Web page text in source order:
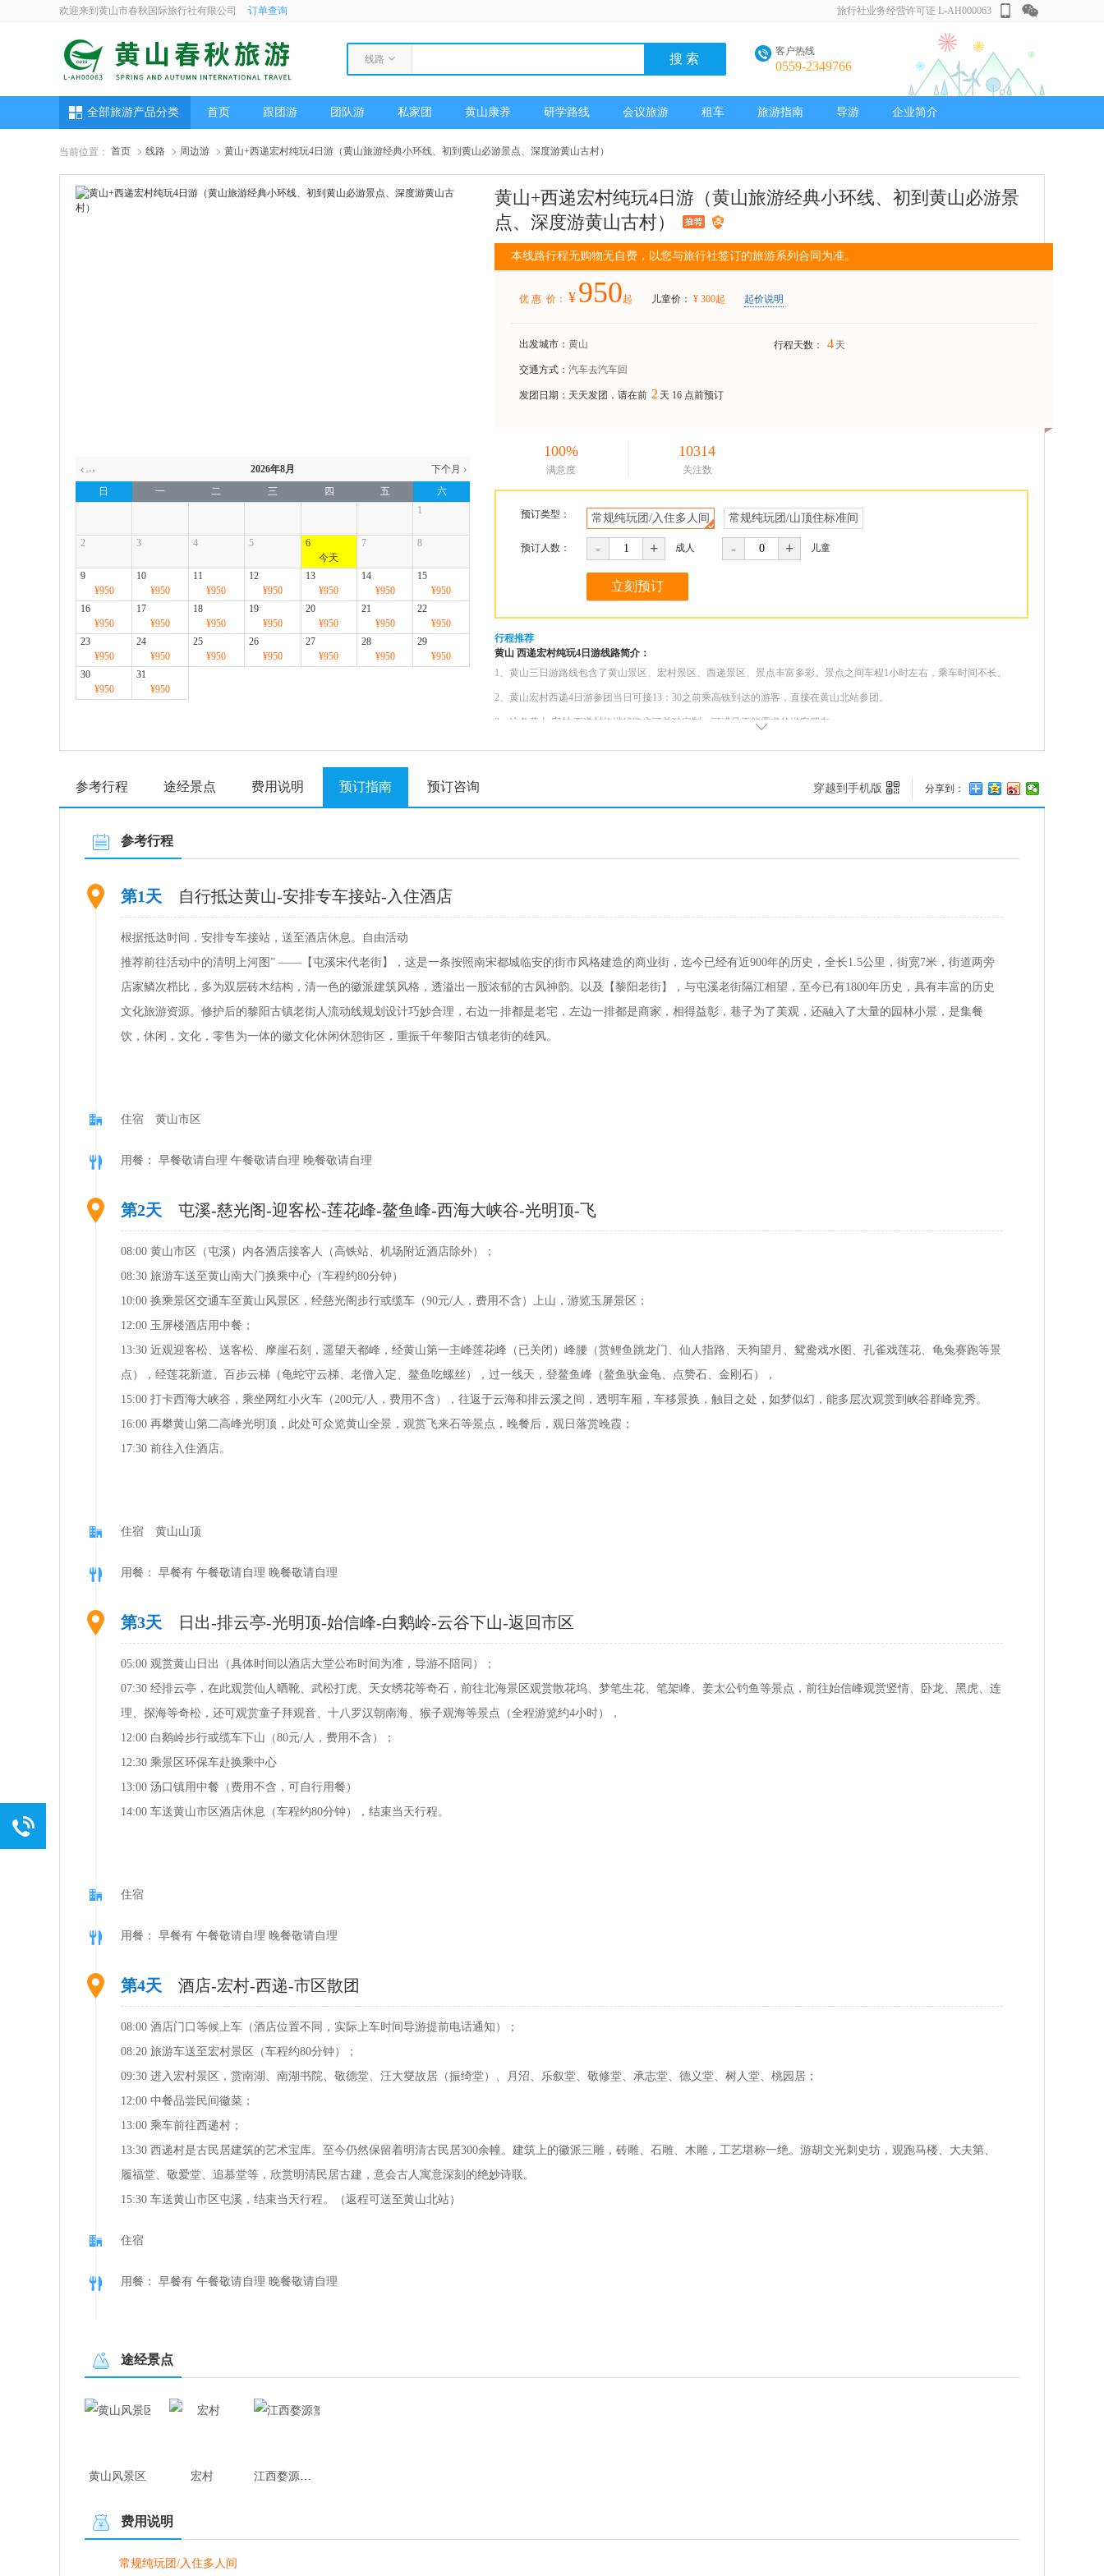
欢迎来到黄山市春秋国际旅行社有限公司 订单查询 旅行社业务经营许可证 L-AH000063
线路
客户热线
0559-2349766
全部旅游产品分类 首页 跟团游 团队游 私家团 黄山康养 研学路线 会议旅游 租车 旅游指南 导游 企业简介
当前位置： 首页 线路 周边游 黄山+西递宏村纯玩4日游（黄山旅游经典小环线、初到黄山必游景点、深度游黄山古村）
2026年8月
日
一 二 三 四 五
六
1
2 3 4 5 6 7 8
9
¥950
10
¥950
11
¥950
12
¥950
13
¥950
14
¥950
15
¥950
16
¥950
17
¥950
18
¥950
19
¥950
20
¥950
21
¥950
22
¥950
23
¥950
24
¥950
25
¥950
26
¥950
27
¥950
28
¥950
29
¥950
30
¥950
31
¥950
黄山+西递宏村纯玩4日游（黄山旅游经典小环线、初到黄山必游景
点、深度游黄山古村）
本线路行程无购物无自费，以您与旅行社签订的旅游系列合同为准。
优 惠 价： ¥ 950起 儿童价： ¥ 300起 起价说明
出发城市： 黄山 行程天数： 4 天
交通方式： 汽车去汽车回
发团日期：天天发团，请在前 2 天 16 点前预订
100%
满意度
10314
关注数
预订类型： 常规纯玩团/入住多人间 常规纯玩团/山顶住标准间
预订人数： - + 成人 - + 儿童
行程推荐
黄山 西递宏村纯玩4日游线路简介：
1、黄山三日游路线包含了黄山景区、宏村景区、西递景区、景点丰富多彩。景点之间车程1小时左右，乘车时间不长。
2、黄山宏村西递4日游参团当日可接13：30之前乘高铁到达的游客，直接在黄山北站参团。
3、这条黄山 宏村 西递村旅游线路也可单独定制，可满足不能需求的游客朋友。
参考行程 途经景点 费用说明 预订指南 预订咨询 分享到：
穿越到手机版
参考行程
第1天 自行抵达黄山-安排专车接站-入住酒店
根据抵达时间，安排专车接站，送至酒店休息。自由活动
推荐前往活动中的清明上河图” ——【屯溪宋代老街】，这是一条按照南宋都城临安的街市风格建造的商业街，迄今已经有近900年的历史，全长1.5公里，街宽7米，街道两旁
店家鳞次栉比，多为双层砖木结构，清一色的徽派建筑风格，透溢出一股浓郁的古风神韵。以及【黎阳老街】，与屯溪老街隔江相望，至今已有1800年历史，具有丰富的历史
文化旅游资源。修护后的黎阳古镇老街人流动线规划设计巧妙合理，右边一排都是老宅，左边一排都是商家，相得益彰，巷子为了美观，还融入了大量的园林小景，是集餐
饮，休闲，文化，零售为一体的徽文化休闲休憩街区，重振千年黎阳古镇老街的雄风。
住宿 黄山市区
用餐： 早餐敬请自理 午餐敬请自理 晚餐敬请自理
第2天 屯溪-慈光阁-迎客松-莲花峰-鳌鱼峰-西海大峡谷-光明顶-飞
08:00 黄山市区（屯溪）内各酒店接客人（高铁站、机场附近酒店除外）；
08:30 旅游车送至黄山南大门换乘中心（车程约80分钟）
10:00 换乘景区交通车至黄山风景区，经慈光阁步行或缆车（90元/人，费用不含）上山，游览玉屏景区；
12:00 玉屏楼酒店用中餐；
13:30 近观迎客松、送客松、摩崖石刻，遥望天都峰，经黄山第一主峰莲花峰（已关闭）峰腰（赏鲤鱼跳龙门、仙人指路、天狗望月、鸳鸯戏水图、孔雀戏莲花、龟兔赛跑等景
点），经莲花新道、百步云梯（龟蛇守云梯、老僧入定、鳌鱼吃螺丝），过一线天，登鳌鱼峰（鳌鱼驮金龟、点赞石、金刚石），
15:00 打卡西海大峡谷，乘坐网红小火车（200元/人，费用不含），往返于云海和排云溪之间，透明车厢，车移景换，触目之处，如梦似幻，能多层次观赏到峡谷群峰竞秀。
16:00 再攀黄山第二高峰光明顶，此处可众览黄山全景，观赏飞来石等景点，晚餐后，观日落赏晚霞；
17:30 前往入住酒店。
住宿 黄山山顶
用餐： 早餐有 午餐敬请自理 晚餐敬请自理
第3天 日出-排云亭-光明顶-始信峰-白鹅岭-云谷下山-返回市区
05:00 观赏黄山日出（具体时间以酒店大堂公布时间为准，导游不陪同）；
07:30 经排云亭，在此观赏仙人晒靴、武松打虎、天女绣花等奇石，前往北海景区观赏散花坞、梦笔生花、笔架峰、姜太公钓鱼等景点，前往始信峰观赏竖情、卧龙、黑虎、连
理、探海等奇松，还可观赏童子拜观音、十八罗汉朝南海、猴子观海等景点（全程游览约4小时），
12:00 白鹅岭步行或缆车下山（80元/人，费用不含）；
12:30 乘景区环保车赴换乘中心
13:00 汤口镇用中餐（费用不含，可自行用餐）
14:00 车送黄山市区酒店休息（车程约80分钟），结束当天行程。
住宿
用餐： 早餐有 午餐敬请自理 晚餐敬请自理
第4天 酒店-宏村-西递-市区散团
08:00 酒店门口等候上车（酒店位置不同，实际上车时间导游提前电话通知）；
08:20 旅游车送至宏村景区（车程约80分钟）；
09:30 进入宏村景区，赏南湖、南湖书院、敬德堂、汪大燮故居（振绮堂）、月沼、乐叙堂、敬修堂、承志堂、德义堂、树人堂、桃园居；
12:00 中餐品尝民间徽菜；
13:00 乘车前往西递村；
13:30 西递村是古民居建筑的艺术宝库。至今仍然保留着明清古民居300余幢。建筑上的徽派三雕，砖雕、石雕、木雕，工艺堪称一绝。游胡文光刺史坊，观跑马楼、大夫第、
履福堂、敬爱堂、追慕堂等，欣赏明清民居古建，意会古人寓意深刻的绝妙诗联。
15:30 车送黄山市区屯溪，结束当天行程。（返程可送至黄山北站）
住宿
用餐： 早餐有 午餐敬请自理 晚餐敬请自理
途经景点
黄山风景区 宏村 江西婺源篁岭
费用说明
常规纯玩团/入住多人间